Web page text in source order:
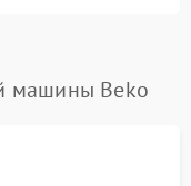
Подробнее →
машины Beko